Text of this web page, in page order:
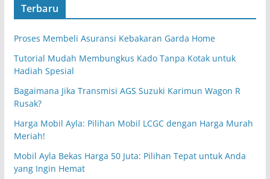
Terbaru
Proses Membeli Asuransi Kebakaran Garda Home
Tutorial Mudah Membungkus Kado Tanpa Kotak untuk
Hadiah Spesial
Bagaimana Jika Transmisi AGS Suzuki Karimun Wagon R
Rusak?
Harga Mobil Ayla: Pilihan Mobil LCGC dengan Harga Murah
Meriah!
Mobil Ayla Bekas Harga 50 Juta: Pilihan Tepat untuk Anda
yang Ingin Hemat